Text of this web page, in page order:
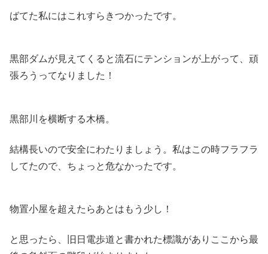
ばてた私にはこれすらきつかったです。
黒部ダムが見えてくると流石にテンションが上がって、頑
張ろうってなりました！
黒部川を横断する木橋。
結構長いので安全にわたりましょう。私はこの時フラフラ
してたので、ちょっと危なかったです。
物置小屋を超えたらあとはもう少し！
と思ったら、旧日電歩道と書かれた標識がありここから最